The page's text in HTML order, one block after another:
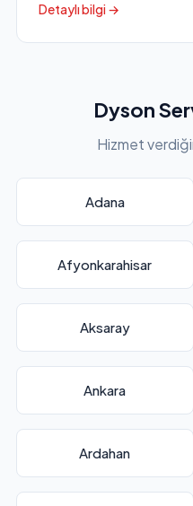
Detaylı bilgi →
Dyson
Hizmet
Adana
Afyonkarahisar
Aksaray
Ankara
Ardahan